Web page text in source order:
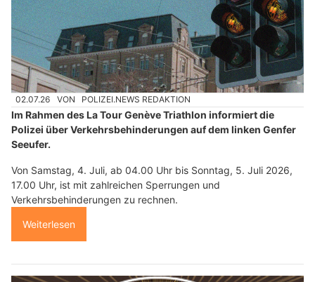
02.07.26 VON POLIZEI.NEWS REDAKTION
Im Rahmen des La Tour Genève Triathlon informiert die
Polizei über Verkehrsbehinderungen auf dem linken Genfer
Seeufer.
Von Samstag, 4. Juli, ab 04.00 Uhr bis Sonntag, 5. Juli 2026,
17.00 Uhr, ist mit zahlreichen Sperrungen und
Verkehrsbehinderungen zu rechnen.
Weiterlesen